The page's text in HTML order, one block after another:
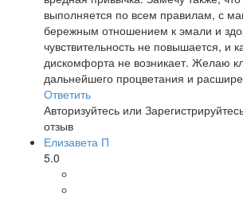
выполняется по всем правилам, с
бережным отношением к эмали и
чувствительность не повышается, и
дискомфорта не возникает. Желаю
дальнейшего процветания и
Ответить
Авторизуйтесь или
отзыв
Елизавета П
5.0